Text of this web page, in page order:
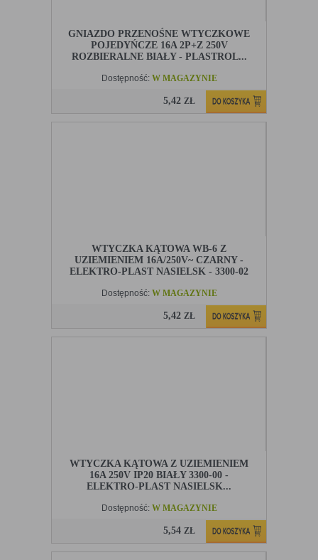
GNIAZDO PRZENOŚNE WTYCZKOWE
POJEDYŃCZE 16A 2P+Z 250V
ROZBIERALNE BIAŁY - PLASTROL...
Dostępność: W MAGAZYNIE
5,42 ZŁ
WTYCZKA KĄTOWA WB-6 Z
UZIEMIENIEM 16A/250V~ CZARNY -
ELEKTRO-PLAST NASIELSK - 3300-02
Dostępność: W MAGAZYNIE
5,42 ZŁ
WTYCZKA KĄTOWA Z UZIEMIENIEM
16A 250V IP20 BIAŁY 3300-00 -
ELEKTRO-PLAST NASIELSK...
Dostępność: W MAGAZYNIE
5,54 ZŁ